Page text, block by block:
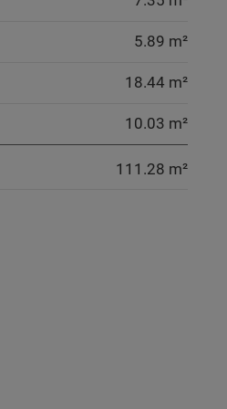
5.89 m²
18.44 m²
10.03 m²
111.28 m²